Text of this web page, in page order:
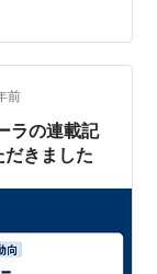
か？ そこで
際に使用し、
ビューしま
ーの持ち、
前
ラの連載記
きました